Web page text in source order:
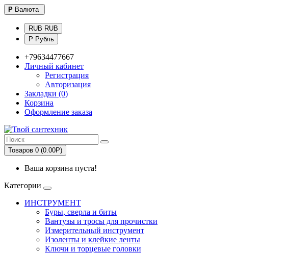
Р Валюта
RUB RUB
Р Рубль
+79634477667
Личный кабинет
Регистрация
Авторизация
Закладки (0)
Корзина
Оформление заказа
Товаров 0 (0.00Р)
Ваша корзина пуста!
Категории
ИНСТРУМЕНТ
Буры, сверла и биты
Вантузы и тросы для прочистки
Измерительный инструмент
Изоленты и клейкие ленты
Ключи и торцевые головки